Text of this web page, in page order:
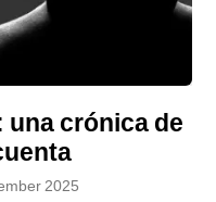
una crónica de
2025